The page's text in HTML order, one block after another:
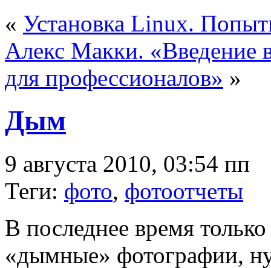
« Установка Linux.
Алекс Макки. «Введение
для профессионалов» »
Дым
9 августа 2010, 03:54 пп
Теги: фото, фотоотчеты
В последнее время
«дымные» фотографии,